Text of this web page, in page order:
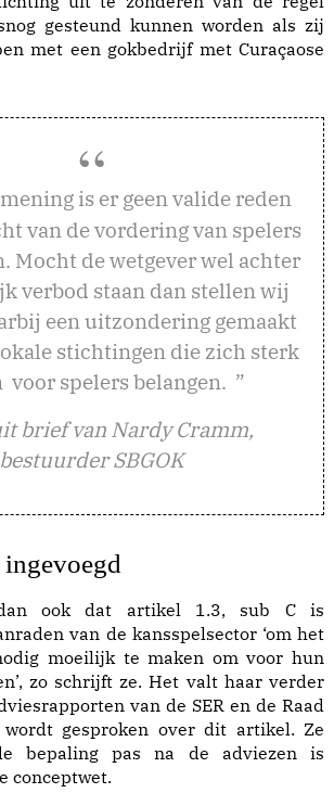
gesteund kunnen worden als zij
met een gokbedrijf met Curaçaose
is er geen valide reden
van de vordering van spelers
Mocht de wetgever wel achter
verbod staan dan stellen wij
een uitzondering gemaakt
stichtingen die zich sterk
voor spelers belangen. ”
brief van Nardy Cramm,
bestuurder SBGOK
ingevoegd
ook dat artikel 1.3, sub C is
van de kansspelsector ‘om het
moeilijk te maken om voor hun
zo schrijft ze. Het valt haar verder
van de SER en de Raad
gesproken over dit artikel. Ze
bepaling pas na de adviezen is
conceptwet.